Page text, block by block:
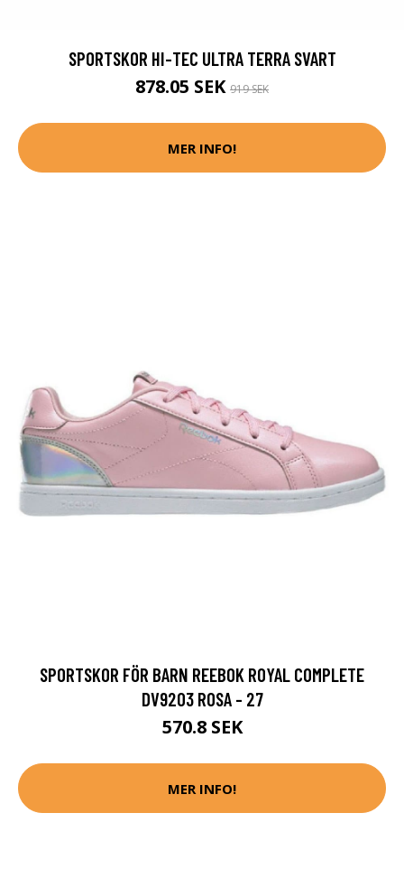
SPORTSKOR HI-TEC ULTRA TERRA SVART
878.05 SEK 919 SEK
MER INFO!
SPORTSKOR FÖR BARN REEBOK ROYAL COMPLETE
DV9203 ROSA - 27
570.8 SEK
MER INFO!